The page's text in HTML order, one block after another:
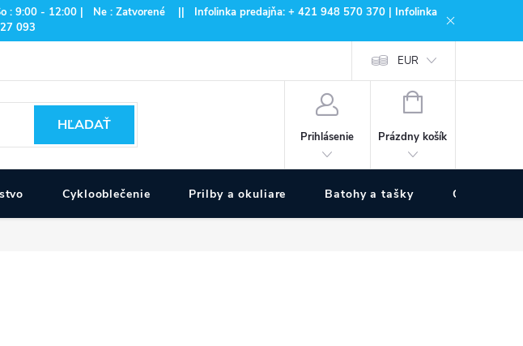
- 12:00 | Ne : Zatvorené || Infolinka predajňa: + 421 948 570 370 | Infolinka
093
EUR
HĽADAŤ
Prihlásenie
NÁKUPNÝ
Prázdny košík
Cyklooblečenie Prilby a okuliare Batohy a tašky Outdoor